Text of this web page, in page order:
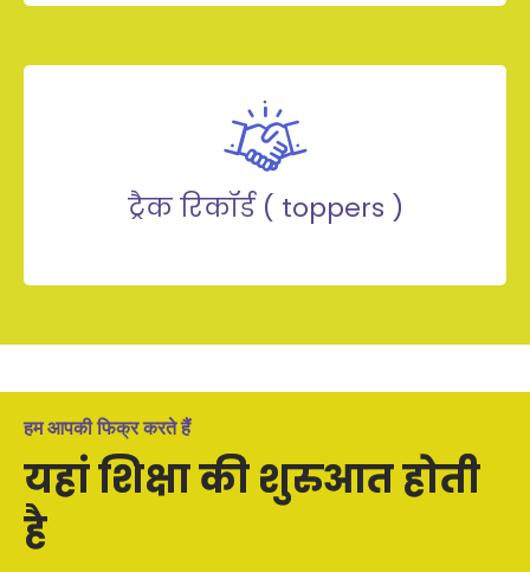
ट्रैक रिकॉर्ड ( toppers )
हम आपकी फिक्र करते हैं
यहां शिक्षा की शुरुआत होती
है